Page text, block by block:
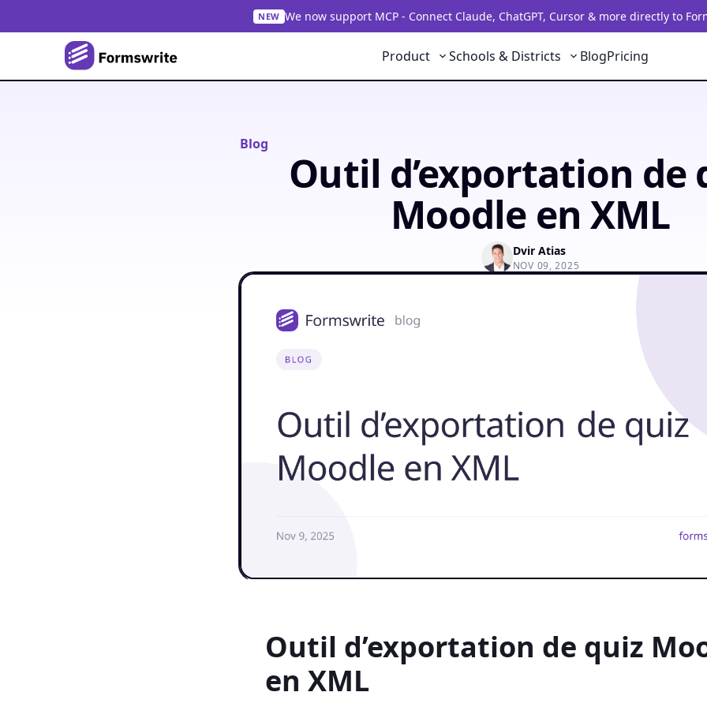
NEW We now support MCP - Connect Claude, ChatGPT, Cursor & more directly to
Product Schools & Districts BlogPricing
Blog
Outil d’exportation de
Moodle en XML
Dvir Atias
NOV 09, 2025
Outil d’exportation de quiz
en XML